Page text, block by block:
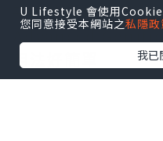
U Lifestyle 會使用
您同意接受本網站之私隱
我已
平時我會喺護膚
Advanced
用法好簡單
淨係要喺洗完面之